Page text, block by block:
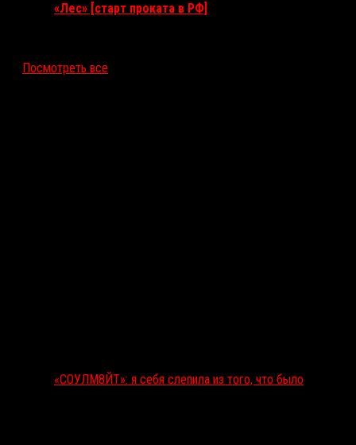
«Лес» [старт проката в РФ]
Посмотреть все
«СОУЛМ8ЙТ»: я себя слепила из того, что было